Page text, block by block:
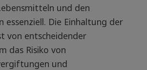
und den
essenziell. Die Einhaltung der
von entscheidender
das Risiko von
und